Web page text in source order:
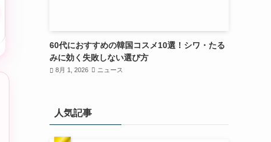
60代におすすめの韓国コスメ10選！シワ・たる
みに効く失敗しない選び方
8月 1, 2026 ニュース
人気記事